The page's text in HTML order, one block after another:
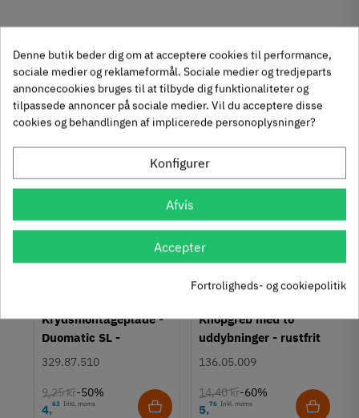
Produktegenskaber
MærkerHaefele
Reference235.63.300
Tilstand Ny
Anmeldelser
Anmeldelser (0)
Der er ingen kundeanmeldelser endnu.
Andre købte også
-50%
Krydsmontageplade -
Duomatic SL -
Euroskruer
329.87.510
9,25 kr-50%
4,63 Inkl. moms
-60%
Knopgreb med to
uddybninger - rustfrit
stål
136.05.009
14,40 kr-60%
5,76 Inkl. moms
Denne butik beder dig om at acceptere cookies til performance,
sociale medier og reklameformål. Sociale medier og tredjeparts
annoncecookies bruges til at tilbyde dig funktionaliteter og
tilpassede annoncer på sociale medier. Vil du acceptere disse
cookies og behandlingen af implicerede personoplysninger?
Konfigurer
Afvis
Accepter
Fortroligheds- og cookiepolitik